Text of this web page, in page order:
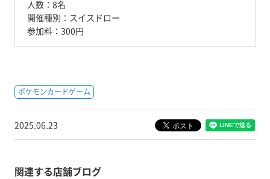
人数： 8名
開催種別： スイスドロー
参加料： 300円
ポケモンカードゲーム
2025.06.23
関連する店舗ブログ